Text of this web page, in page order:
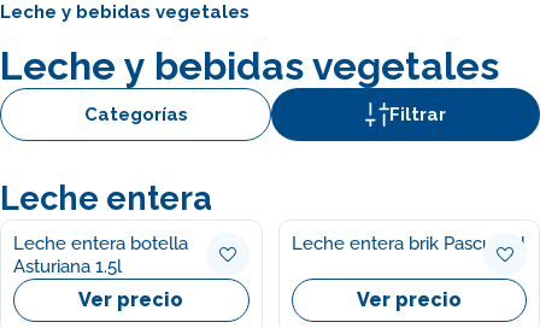
Leche y bebidas vegetales
Leche y bebidas vegetales
Categorías Filtrar
Leche entera
Leche entera botella
Asturiana 1.5l
Ver precio
Leche entera brik Pascual 1l
Ver precio